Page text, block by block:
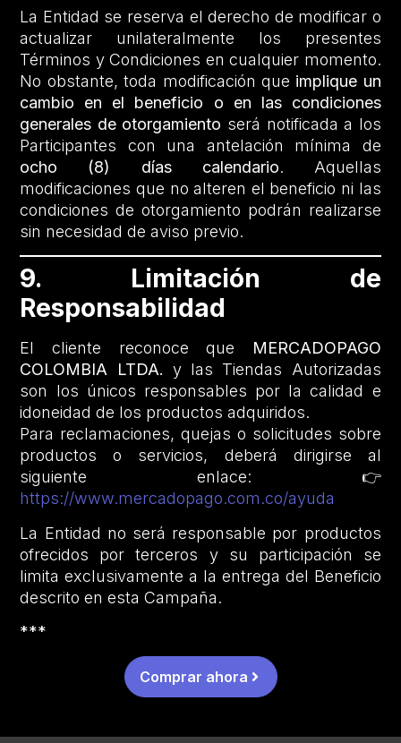
La Entidad se reserva el derecho de modificar o
actualizar unilateralmente los presentes
Términos y Condiciones en cualquier momento.
No obstante, toda modificación que implique un
cambio en el beneficio o en las condiciones
generales de otorgamiento será notificada a los
Participantes con una antelación mínima de
ocho (8) días calendario. Aquellas
modificaciones que no alteren el beneficio ni las
condiciones de otorgamiento podrán realizarse
sin necesidad de aviso previo.
9. Limitación de
Responsabilidad
El cliente reconoce que
MERCADOPAGO
COLOMBIA LTDA. y las Tiendas Autorizadas
son los únicos responsables por la calidad e
idoneidad de los productos adquiridos.
Para reclamaciones, quejas o solicitudes sobre
productos o servicios, deberá dirigirse al
siguiente enlace: 👉
https://www.mercadopago.com.co/ayuda
La Entidad no será responsable por productos
ofrecidos por terceros y su participación se
limita exclusivamente a la entrega del Beneficio
descrito en esta Campaña.
***
Comprar ahora